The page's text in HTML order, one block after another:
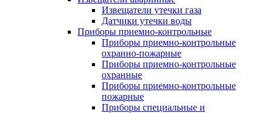
Извещатели утечки газа
Датчики утечки воды
Приборы приемно-контрольные
Приборы приемно-контрольные
охранно-пожарные
Приборы приемно-контрольные
охранные
Приборы приемно-контрольные
пожарные
Приборы специальные и